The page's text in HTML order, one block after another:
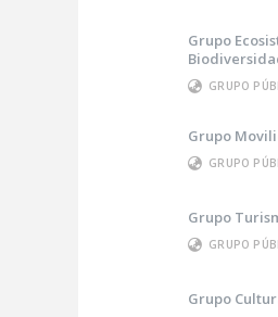
Grupo
GRUPO
Grupo
GRUPO
Grupo
GRUPO
Grupo